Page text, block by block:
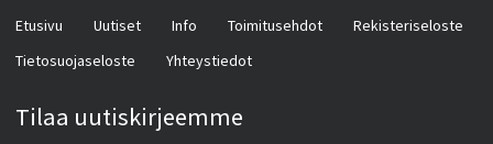
Etusivu Uutiset Info Toimitusehdot
Rekisteriseloste
Tietosuojaseloste
Yhteystiedot
Tilaa uutiskirjeemme